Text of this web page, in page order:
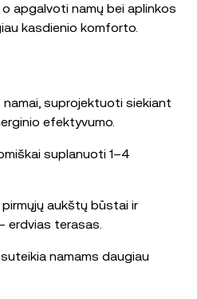
apgalvoti namų bei aplinkos
kasdienio komforto.
namai, suprojektuoti siekiant
efektyvumo.
suplanuoti 1–4
aukštų būstai ir
erdvias terasas.
namams daugiau